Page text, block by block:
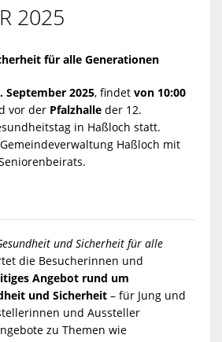
2025
für alle Generationen
September 2025, findet von 10:00
vor der Pfalzhalle der 12.
in Haßloch statt.
Haßloch mit
und Sicherheit für alle
die Besucherinnen und
Angebot rund um
und Sicherheit– für Jung und
und Aussteller
zu Themen wie